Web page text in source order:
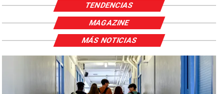
TENDENCIAS
MAGAZINE
MÁS NOTICIAS